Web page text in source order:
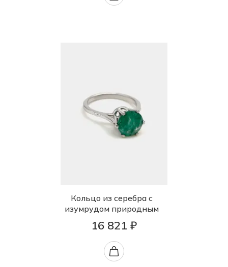
Кольцо из серебра с
изумрудом природным
16 821 ₽